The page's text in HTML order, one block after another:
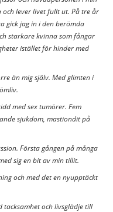
lever livet fullt ut. På tre år
gick jag in i den berömda
starkare kvinna som fångar
istället för hinder med
än mig själv. Med glimten i
med sex tumörer. Fem
sjukdom, mastiondit på
Första gången på många
sig en bit av min tillit.
och med det en nyupptäckt
tacksamhet och livsglädje till